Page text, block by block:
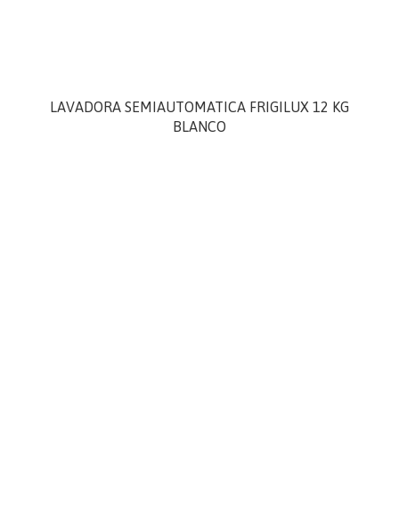
LAVADORA SEMIAUTOMATICA FRIGILUX 12 KG
BLANCO